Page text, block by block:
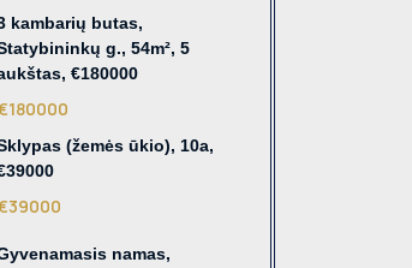
kambarių butas,
g., 54m², 5
€180000
(žemės ūkio), 10a,
namas,